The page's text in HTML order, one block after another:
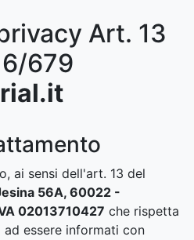
Art. 13
679
ai sensi dell'art. 13 del
56A, 60022 -
02013710427 che rispetta
essere informati con